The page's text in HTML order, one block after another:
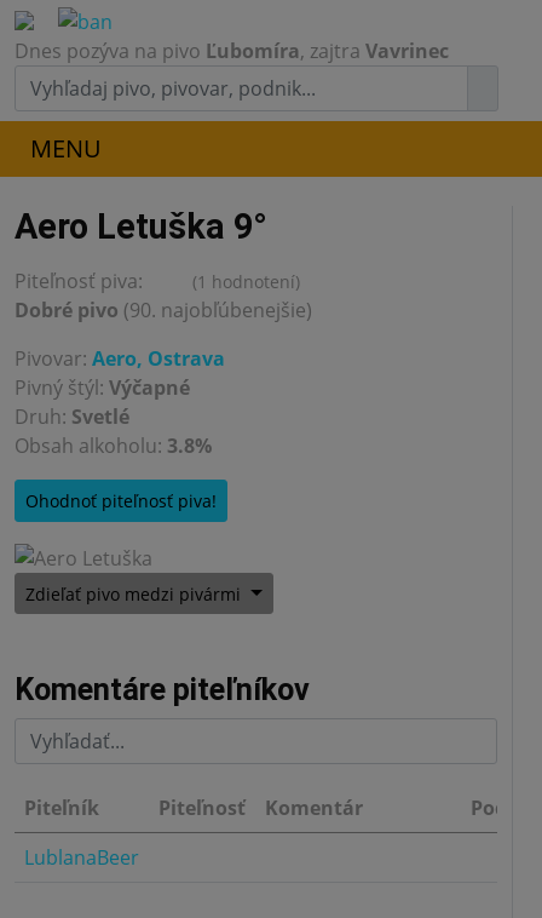
Dnes pozýva na pivo Ľubomíra, zajtra Vavrinec
MENU
Aero Letuška 9°
Piteľnosť piva: (1 hodnotení)
Dobré pivo (90. najobľúbenejšie)
Pivovar: Aero, Ostrava
Pivný štýl: Výčapné
Druh: Svetlé
Obsah alkoholu: 3.8%
Ohodnoť piteľnosť piva!
Zdieľať pivo medzi pivármi
Komentáre piteľníkov
Piteľník Piteľnosť Komentár
Podnik
LublanaBeer